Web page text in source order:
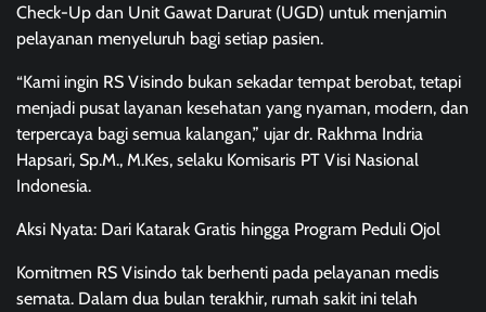
Check-Up dan Unit Gawat Darurat (UGD) untuk menjamin
pelayanan menyeluruh bagi setiap pasien.
“Kami ingin RS Visindo bukan sekadar tempat berobat, tetapi
menjadi pusat layanan kesehatan yang nyaman, modern, dan
terpercaya bagi semua kalangan,” ujar dr. Rakhma Indria
Hapsari, Sp.M., M.Kes, selaku Komisaris PT Visi Nasional
Indonesia.
Aksi Nyata: Dari Katarak Gratis hingga Program Peduli Ojol
Komitmen RS Visindo tak berhenti pada pelayanan medis
semata. Dalam dua bulan terakhir, rumah sakit ini telah